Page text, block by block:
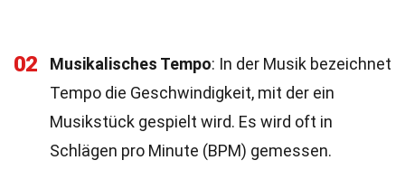
02 Musikalisches Tempo: In der Musik bezeichnet
Tempo die Geschwindigkeit, mit der ein
Musikstück gespielt wird. Es wird oft in
Schlägen pro Minute (BPM) gemessen.